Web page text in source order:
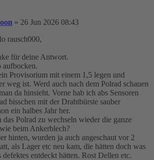
» 26 Jun 2026 08:43
rausch000,
für deine Antwort.
aufbocken.
Provisorium mit einem 1,5 legen und
weg ist. Werd auch nach dem Polrad schauen
da hinsieht. Vorne hab ich abs Sensoren
bisschen mit der Drahtbürste sauber
ein halbes Jahr her.
das Polrad zu wechseln wieder die ganze
beim Ankerblech?
hinten, wurden ja auch angeschaut vor 2
als Lager etc neu kam, die hätten doch was
defektes entdeckt hätten. Rost Dellen etc.